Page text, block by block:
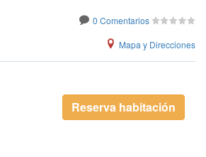
0 Comentarios
Mapa y Direcciones
Reserva habitación